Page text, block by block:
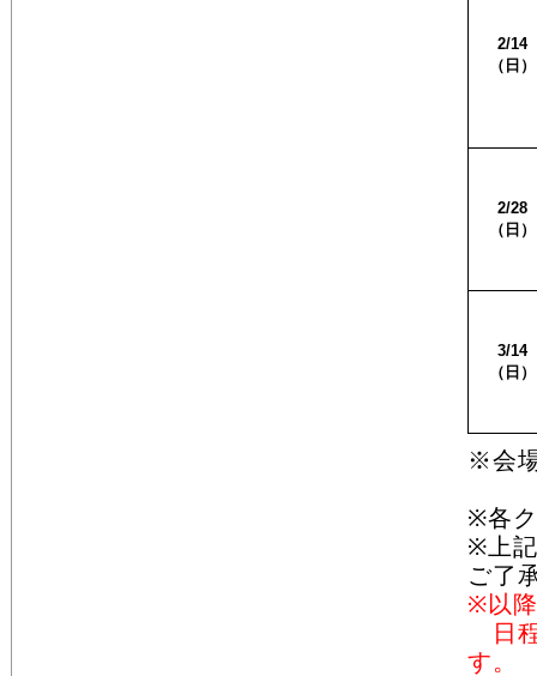
2/14
（日）
2/28
（日）
3/14
（日）
※会
※各
※上
ご了
※以
日
す